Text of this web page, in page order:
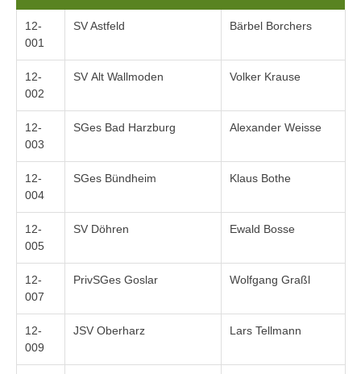
12-
001
SV Astfeld Bärbel Borchers
12-
002
SV Alt Wallmoden Volker Krause
12-
003
SGes Bad Harzburg Alexander Weisse
12-
004
SGes Bündheim Klaus Bothe
12-
005
SV Döhren Ewald Bosse
12-
007
PrivSGes Goslar Wolfgang Graßl
12-
009
JSV Oberharz Lars Tellmann